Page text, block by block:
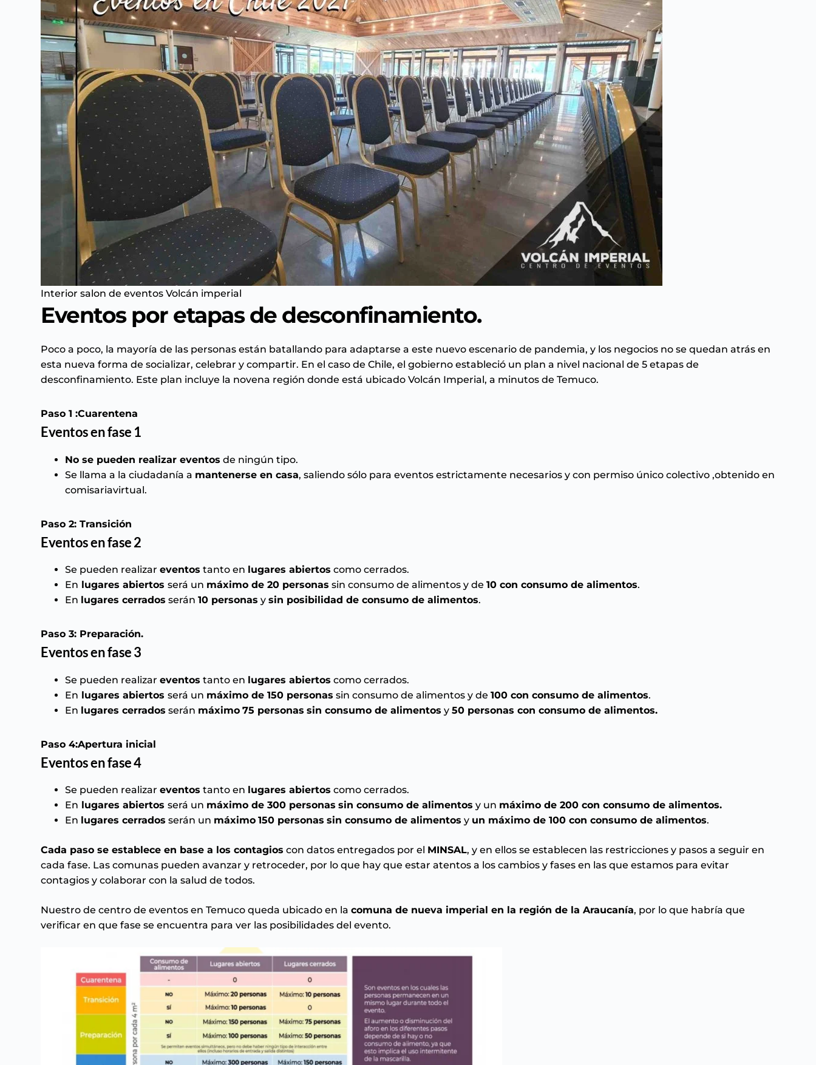
Interior salon de eventos Volcán imperial
Eventos por etapas de desconfinamiento.
Poco a poco, la mayoría de las personas están batallando para adaptarse a este nuevo escenario de pandemia, y los negocios no se quedan atrás en
esta nueva forma de socializar, celebrar y compartir. En el caso de Chile, el gobierno estableció un plan a nivel nacional de 5 etapas de
desconfinamiento. Este plan incluye la novena región donde está ubicado Volcán Imperial, a minutos de Temuco.
Paso 1 :Cuarentena
Eventos en fase 1
No se pueden realizar eventos de ningún tipo.
Se llama a la ciudadanía a mantenerse en casa, saliendo sólo para eventos estrictamente necesarios y con permiso único colectivo ,obtenido en
comisariavirtual.
Paso 2: Transición
Eventos en fase 2
Se pueden realizareventos tanto en lugares abiertos como cerrados.
En lugares abiertosserá un máximo de 20 personas sin consumo de alimentos y de10 con consumo de alimentos.
En lugares cerrados serán10 personas ysin posibilidad de consumo de alimentos.
Paso 3: Preparación.
Eventos en fase 3
Se pueden realizareventos tanto en lugares abiertos como cerrados.
En lugares abiertosserá un máximo de 150 personas sin consumo de alimentos y de100 con consumo de alimentos.
En lugares cerrados serán máximo 75 personas sin consumo de alimentos y50 personas con consumo de alimentos.
Paso 4:Apertura inicial
Eventos en fase 4
Se pueden realizareventos tanto en lugares abiertos como cerrados.
En lugares abiertosserá un máximo de 300 personas sin consumo de alimentos y un máximo de 200 con consumo de alimentos.
En lugares cerrados serán un máximo 150 personas sin consumo de alimentos y un máximo de 100 con consumo de alimentos.
Cada paso se establece en base a los contagios con datos entregados por el MINSAL, y en ellos se establecen las restricciones y pasos a seguir en
cada fase. Las comunas pueden avanzar y retroceder, por lo que hay que estar atentos a los cambios y fases en las que estamos para evitar
contagios y colaborar con la salud de todos.
Nuestro de centro deeventos en Temuco queda ubicado en lacomuna de nueva imperial en la región de la Araucanía, por lo que habría que
verificar en que fase se encuentra para ver las posibilidades del evento.